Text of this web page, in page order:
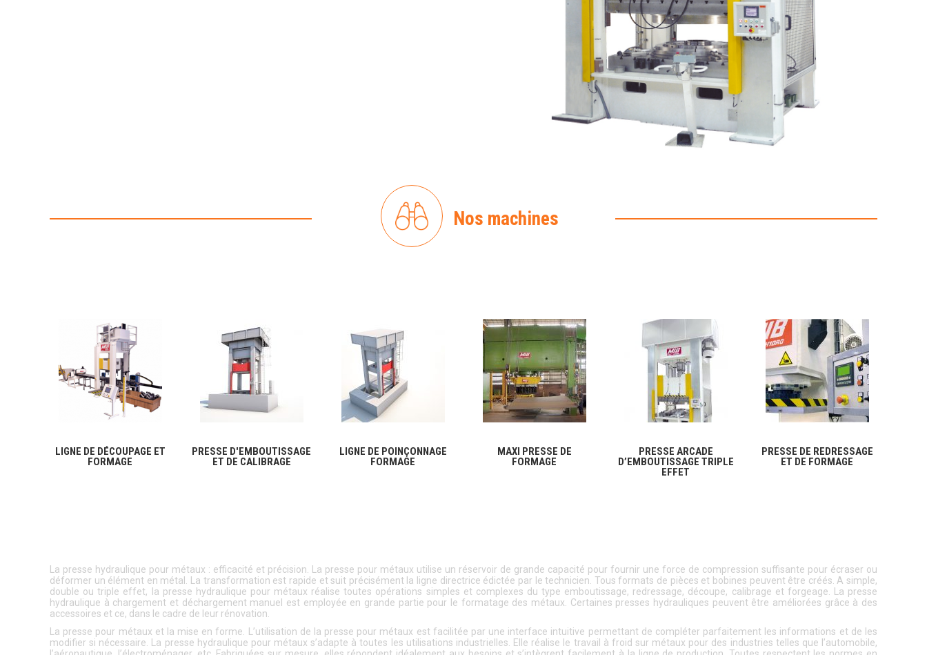
Nos machines
LIGNE DE DÉCOUPAGE ET
FORMAGE
PRESSE D'EMBOUTISSAGE
ET DE CALIBRAGE
LIGNE DE POINÇONNAGE
FORMAGE
MAXI PRESSE DE
FORMAGE
PRESSE ARCADE
D’EMBOUTISSAGE TRIPLE
EFFET
PRESSE DE REDRESSAGE
ET DE FORMAGE
La presse hydraulique pour métaux : efficacité et précision. La presse pour métaux utilise un réservoir de grande capacité pour fournir une force de compression suffisante pour écraser ou
déformer un élément en métal. La transformation est rapide et suit précisément la ligne directrice édictée par le technicien. Tous formats de pièces et bobines peuvent être créés. A simple,
double ou triple effet, la presse hydraulique pour métaux réalise toutes opérations simples et complexes du type emboutissage, redressage, découpe, calibrage et forgeage. La presse
hydraulique à chargement et déchargement manuel est employée en grande partie pour le formatage des métaux. Certaines presses hydrauliques peuvent être améliorées grâce à des
accessoires et ce, dans le cadre de leur rénovation.
La presse pour métaux et la mise en forme. L’utilisation de la presse pour métaux est facilitée par une interface intuitive permettant de compléter parfaitement les informations et de les
modifier si nécessaire. La presse hydraulique pour métaux s’adapte à toutes les utilisations industrielles. Elle réalise le travail à froid sur métaux pour des industries telles que l’automobile,